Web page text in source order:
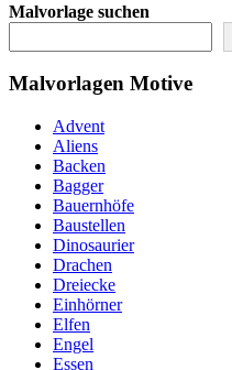
Malvorlage suchen
Malvorlagen Motive
Advent
Aliens
Backen
Bagger
Bauernhöfe
Baustellen
Dinosaurier
Drachen
Dreiecke
Einhörner
Elfen
Engel
Essen